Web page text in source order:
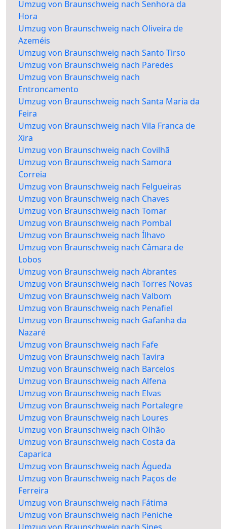
Umzug von Braunschweig nach Senhora da
Hora
Umzug von Braunschweig nach Oliveira de
Azeméis
Umzug von Braunschweig nach Santo Tirso
Umzug von Braunschweig nach Paredes
Umzug von Braunschweig nach
Entroncamento
Umzug von Braunschweig nach Santa Maria da
Feira
Umzug von Braunschweig nach Vila Franca de
Xira
Umzug von Braunschweig nach Covilhã
Umzug von Braunschweig nach Samora
Correia
Umzug von Braunschweig nach Felgueiras
Umzug von Braunschweig nach Chaves
Umzug von Braunschweig nach Tomar
Umzug von Braunschweig nach Pombal
Umzug von Braunschweig nach Ílhavo
Umzug von Braunschweig nach Câmara de
Lobos
Umzug von Braunschweig nach Abrantes
Umzug von Braunschweig nach Torres Novas
Umzug von Braunschweig nach Valbom
Umzug von Braunschweig nach Penafiel
Umzug von Braunschweig nach Gafanha da
Nazaré
Umzug von Braunschweig nach Fafe
Umzug von Braunschweig nach Tavira
Umzug von Braunschweig nach Barcelos
Umzug von Braunschweig nach Alfena
Umzug von Braunschweig nach Elvas
Umzug von Braunschweig nach Portalegre
Umzug von Braunschweig nach Loures
Umzug von Braunschweig nach Olhão
Umzug von Braunschweig nach Costa da
Caparica
Umzug von Braunschweig nach Águeda
Umzug von Braunschweig nach Paços de
Ferreira
Umzug von Braunschweig nach Fátima
Umzug von Braunschweig nach Peniche